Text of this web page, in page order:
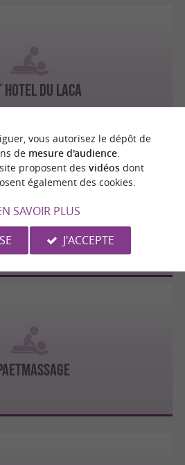
du Laca
ATTITUDE
vous autorisez le dépôt de
de mesure d'audience.
proposent des vidéosdont
également des cookies.
SAVOIR PLUS
J'ACCEPTE